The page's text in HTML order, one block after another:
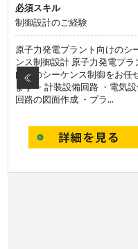
必須スキル
制御設計のご経験
原子力発電プラント向けのシ
ンス制御設計 原子力発電プラ
向けのシーケンス制御をお任
ます ・計装設備回路 ・電気
回路の図面作成 ・プラ...